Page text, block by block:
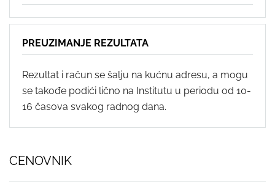
PREUZIMANJE REZULTATA
Rezultat i račun se šalju na kućnu adresu, a mogu
se takođe podići lično na Institutu u periodu od 10-
16 časova svakog radnog dana.
CENOVNIK